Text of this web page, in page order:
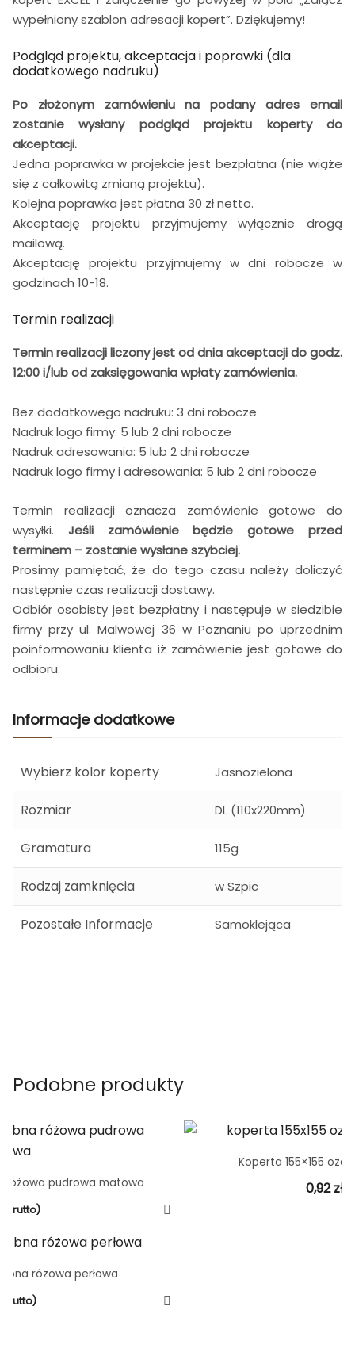
wypełniony szablon adresacji kopert”. Dziękujemy!
Podgląd projektu, akceptacja i poprawki (dla
dodatkowego nadruku)
Po złożonym zamówieniu na podany adres email
zostanie wysłany podgląd projektu koperty do
akceptacji.
Jedna poprawka w projekcie jest bezpłatna (nie wiąże
się z całkowitą zmianą projektu).
Kolejna poprawka jest płatna 30 zł netto.
Akceptację projektu przyjmujemy wyłącznie drogą
mailową.
Akceptację projektu przyjmujemy w dni robocze w
godzinach 10-18.
Termin realizacji
Termin realizacji liczony jest od dnia akceptacji do godz.
12:00 i/lub od zaksięgowania wpłaty zamówienia.
Bez dodatkowego nadruku: 3 dni robocze
Nadruk logo firmy: 5 lub 2 dni robocze
Nadruk adresowania: 5 lub 2 dni robocze
Nadruk logo firmy i adresowania: 5 lub 2 dni robocze
Termin realizacji oznacza zamówienie gotowe do
wysyłki. Jeśli zamówienie będzie gotowe przed
terminem – zostanie wysłane szybciej.
Prosimy pamiętać, że do tego czasu należy doliczyć
następnie czas realizacji dostawy.
Odbiór osobisty jest bezpłatny i następuje w siedzibie
firmy przy ul. Malwowej 36 w Poznaniu po uprzednim
poinformowaniu klienta iż zamówienie jest gotowe do
odbioru.
Informacje dodatkowe
Wybierz kolor koperty Jasnozielona
Rozmiar DL (110x220mm)
Gramatura 115g
Rodzaj zamknięcia w Szpic
Pozostałe Informacje Samoklejąca
Podobne produkty
różowa pudrowa matowa
(brutto)
Koperta 155×155
0,92zł
różowa perłowa